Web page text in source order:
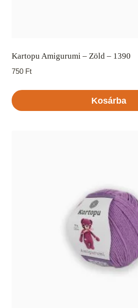
Kartopu Amigurumi – Zöld – 1390
750 Ft
Kosárba